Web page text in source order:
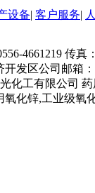
设备 客户服务
4661219 传真
开发区公司邮箱：
化工有限公司 药
化锌,工业级氧